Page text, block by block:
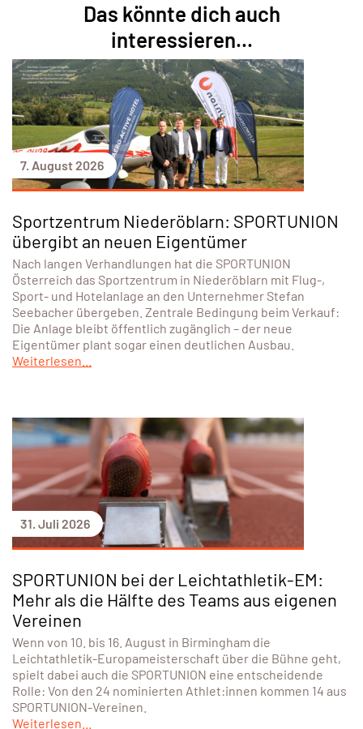
Das könnte dich auch
interessieren...
7. August 2026
Sportzentrum Niederöblarn: SPORTUNION
übergibt an neuen Eigentümer
Nach langen Verhandlungen hat die SPORTUNION
Österreich das Sportzentrum in Niederöblarn mit Flug-,
Sport- und Hotelanlage an den Unternehmer Stefan
Seebacher übergeben. Zentrale Bedingung beim Verkauf:
Die Anlage bleibt öffentlich zugänglich – der neue
Eigentümer plant sogar einen deutlichen Ausbau.
Weiterlesen...
31. Juli 2026
SPORTUNION bei der Leichtathletik-EM:
Mehr als die Hälfte des Teams aus eigenen
Vereinen
Wenn von 10. bis 16. August in Birmingham die
Leichtathletik-Europameisterschaft über die Bühne geht,
spielt dabei auch die SPORTUNION eine entscheidende
Rolle: Von den 24 nominierten Athlet:innen kommen 14 aus
SPORTUNION-Vereinen.
Weiterlesen...